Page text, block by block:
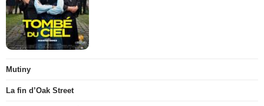
Mutiny
La fin d’Oak Street